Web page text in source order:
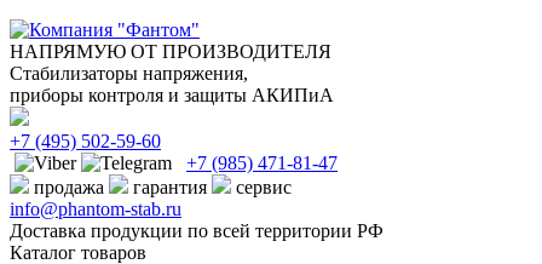
НАПРЯМУЮ ОТ ПРОИЗВОДИТЕЛЯ
Стабилизаторы напряжения,
приборы контроля и защиты АКИПиА
+7 (495) 502-59-60
+7 (985) 471-81-47
продажа
гарантия
сервис
info@phantom-stab.ru
Доставка продукции по всей территории РФ
Каталог товаров